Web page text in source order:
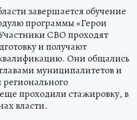
завершается обучение
программы «Герои
СВО проходят
и получают
Они общались
муниципалитетов и
проходили стажировку, в
власти.